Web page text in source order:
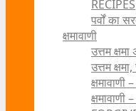
RECIPES
पर्वों का
क्षमावाणी
उत्तम क्षमा
उत्तम
क्षमावाणी
क्षमावाणी